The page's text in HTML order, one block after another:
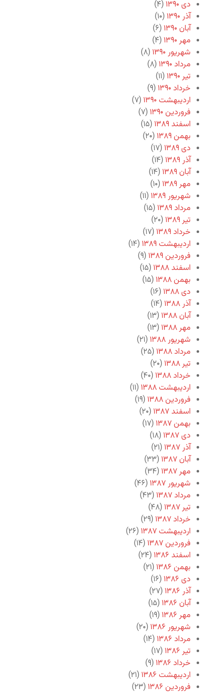
دی ۱۳۹۰
(۴)
آذر ۱۳۹۰
(۱۰)
آبان ۱۳۹۰
(۶)
مهر ۱۳۹۰
(۴)
شهریور ۱۳۹۰
(۸)
مرداد ۱۳۹۰
(۸)
تیر ۱۳۹۰
(۱۱)
خرداد ۱۳۹۰
(۹)
اردیبهشت ۱۳۹۰
(۷)
فروردین ۱۳۹۰
(۷)
اسفند ۱۳۸۹
(۱۵)
بهمن ۱۳۸۹
(۲۰)
دی ۱۳۸۹
(۱۷)
آذر ۱۳۸۹
(۱۴)
آبان ۱۳۸۹
(۱۴)
مهر ۱۳۸۹
(۱۰)
شهریور ۱۳۸۹
(۱۱)
مرداد ۱۳۸۹
(۱۵)
تیر ۱۳۸۹
(۲۰)
خرداد ۱۳۸۹
(۱۷)
اردیبهشت ۱۳۸۹
(۱۴)
فروردین ۱۳۸۹
(۹)
اسفند ۱۳۸۸
(۱۵)
بهمن ۱۳۸۸
(۱۵)
دی ۱۳۸۸
(۱۶)
آذر ۱۳۸۸
(۱۴)
آبان ۱۳۸۸
(۱۳)
مهر ۱۳۸۸
(۱۳)
شهریور ۱۳۸۸
(۲۱)
مرداد ۱۳۸۸
(۲۵)
تیر ۱۳۸۸
(۲۰)
خرداد ۱۳۸۸
(۴۰)
اردیبهشت ۱۳۸۸
(۱۱)
فروردین ۱۳۸۸
(۱۹)
اسفند ۱۳۸۷
(۲۰)
بهمن ۱۳۸۷
(۱۷)
دی ۱۳۸۷
(۱۸)
آذر ۱۳۸۷
(۲۱)
آبان ۱۳۸۷
(۳۳)
مهر ۱۳۸۷
(۳۴)
شهریور ۱۳۸۷
(۴۶)
مرداد ۱۳۸۷
(۴۳)
تیر ۱۳۸۷
(۴۸)
خرداد ۱۳۸۷
(۲۹)
اردیبهشت ۱۳۸۷
(۲۶)
فروردین ۱۳۸۷
(۱۴)
اسفند ۱۳۸۶
(۲۴)
بهمن ۱۳۸۶
(۲۱)
دی ۱۳۸۶
(۱۶)
آذر ۱۳۸۶
(۲۷)
آبان ۱۳۸۶
(۱۵)
مهر ۱۳۸۶
(۱۹)
شهریور ۱۳۸۶
(۲۰)
مرداد ۱۳۸۶
(۱۴)
تیر ۱۳۸۶
(۱۷)
خرداد ۱۳۸۶
(۹)
اردیبهشت ۱۳۸۶
(۲۱)
فروردین ۱۳۸۶
(۲۳)